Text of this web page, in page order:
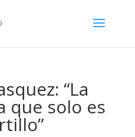
“La
que solo es